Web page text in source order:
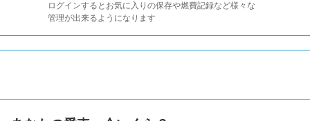
ログインするとお気に入りの保存や燃費記録など様々な
管理が出来るようになります